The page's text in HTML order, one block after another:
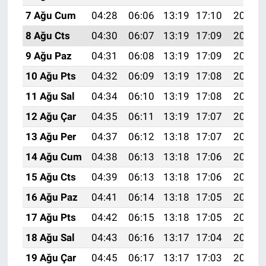
7 Ağu Cum
04:28 06:06 13:19 17:10
20:23
8 Ağu Cts
04:30 06:07 13:19 17:09
20:22
9 Ağu Paz
04:31 06:08 13:19 17:09
20:20
10 Ağu Pts
04:32 06:09 13:19 17:08
20:19
11 Ağu Sal
04:34 06:10 13:19 17:08
20:18
12 Ağu Çar
04:35 06:11 13:19 17:07
20:17
13 Ağu Per
04:37 06:12 13:18 17:07
20:15
14 Ağu Cum
04:38 06:13 13:18 17:06
20:14
15 Ağu Cts
04:39 06:13 13:18 17:06
20:13
16 Ağu Paz
04:41 06:14 13:18 17:05
20:11
17 Ağu Pts
04:42 06:15 13:18 17:05
20:10
18 Ağu Sal
04:43 06:16 13:17 17:04
20:09
19 Ağu Çar
04:45 06:17 13:17 17:03 20:07